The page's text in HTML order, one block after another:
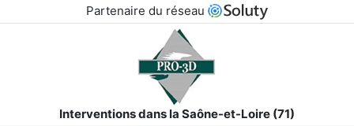
Partenaire du réseau
Interventions dans la Saône-et-Loire (71)